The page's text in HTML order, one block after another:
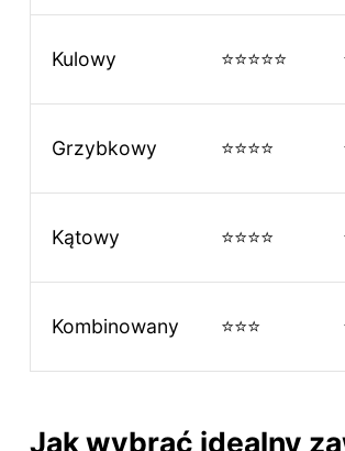
Kulowy ⭐⭐⭐⭐⭐
Grzybkowy ⭐⭐⭐⭐
Kątowy ⭐⭐⭐⭐
Kombinowany ⭐⭐⭐
Jak wybrać idealny